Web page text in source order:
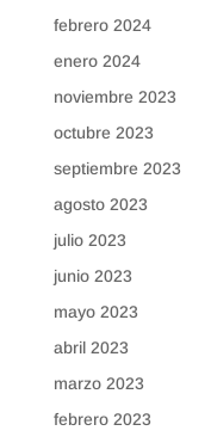
febrero 2024
enero 2024
noviembre 2023
octubre 2023
septiembre 2023
agosto 2023
julio 2023
junio 2023
mayo 2023
abril 2023
marzo 2023
febrero 2023